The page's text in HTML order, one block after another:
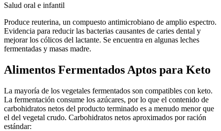
Salud oral e infantil
Produce reuterina, un compuesto antimicrobiano de amplio espectro.
Evidencia para reducir las bacterias causantes de caries dental y
mejorar los cólicos del lactante. Se encuentra en algunas leches
fermentadas y masas madre.
Alimentos Fermentados Aptos para Keto
La mayoría de los vegetales fermentados son compatibles con keto.
La fermentación consume los azúcares, por lo que el contenido de
carbohidratos netos del producto terminado es a menudo menor que
el del vegetal crudo. Carbohidratos netos aproximados por ración
estándar: